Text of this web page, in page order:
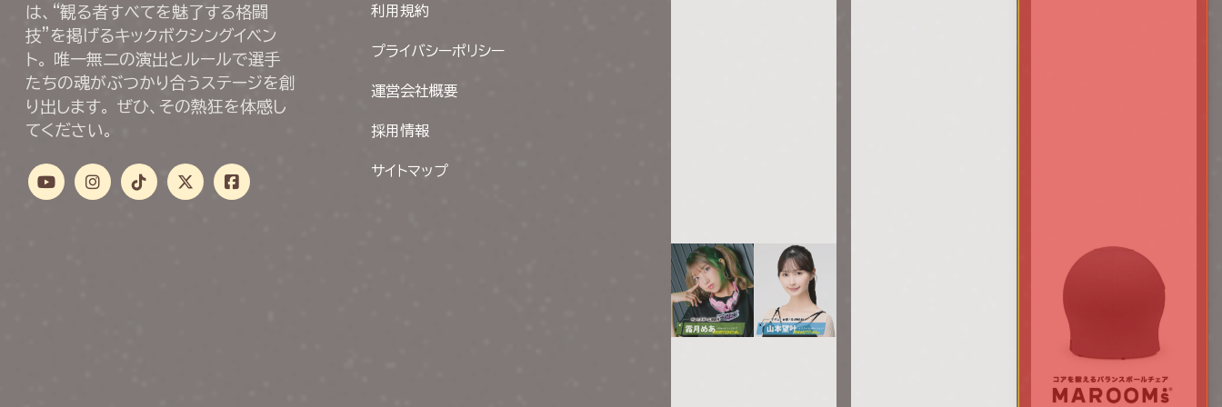
は、“観る者すべてを魅了する格闘
技”を掲げるキックボクシングイベン
ト。 唯一無二の演出とルールで選手
たちの魂がぶつかり合うステージを創
り出します。 ぜひ、その熱狂を体感し
てください。
利用規約
プライバシーポリシー
運営会社概要
採用情報
サイトマップ